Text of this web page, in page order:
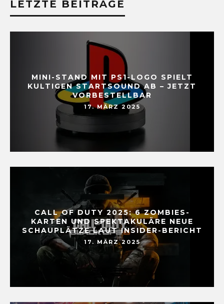
LETZTE BEITRÄGE
MINI-STAND MIT PS1-LOGO SPIELT
KULTIGEN STARTSOUND AB – JETZT
VORBESTELLBAR
17. MÄRZ 2025
CALL OF DUTY 2025: 6 ZOMBIES-
KARTEN UND SPEKTAKULÄRE NEUE
SCHAUPLÄTZE LAUT INSIDER-BERICHT
17. MÄRZ 2025